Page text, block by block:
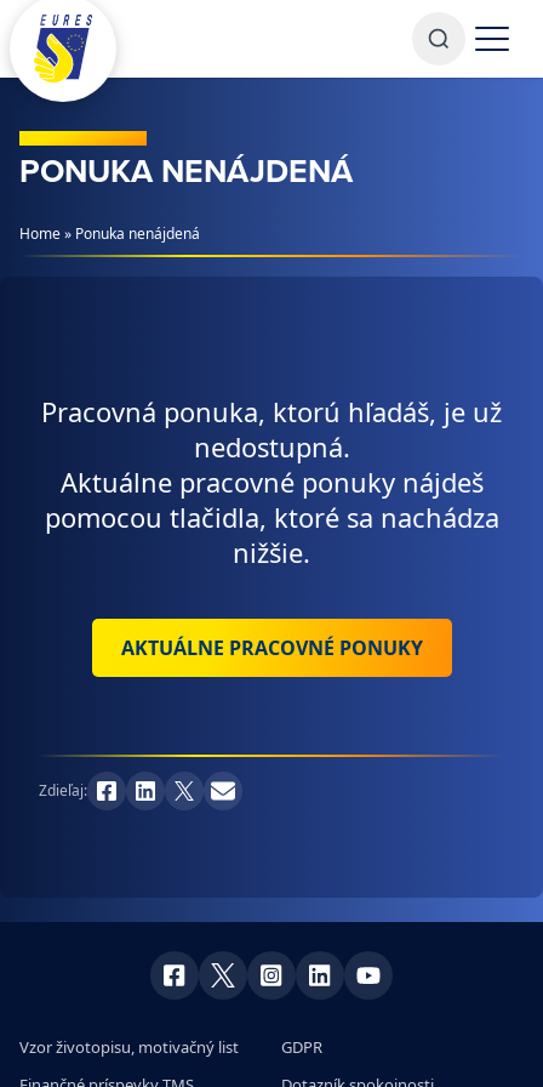
Prejsť na obsah
PONUKA NENÁJDENÁ
Home» Ponuka nenájdená
Pracovná ponuka, ktorú hľadáš, je už
nedostupná.
Aktuálne pracovné ponuky nájdeš
pomocou tlačidla, ktoré sa nachádza
nižšie.
AKTUÁLNE PRACOVNÉ PONUKY
Zdieľaj:
Vzor životopisu, motivačný list
GDPR